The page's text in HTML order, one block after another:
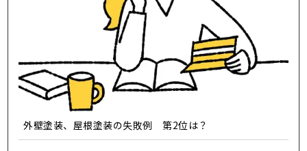
外壁塗装、屋根塗装の失敗例 第2位は？